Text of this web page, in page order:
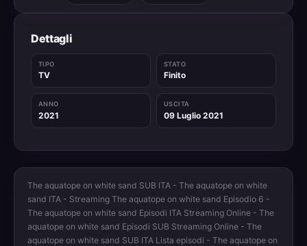
Dettagli
TIPO
TV
STATO
Finito
ANNO
2021
USCITA
09 Luglio 2021
The aquatope on white sand SUB ITA - The aquatope on white
sand ITA - Streaming The aquatope on white sand Episodio 6 -
The aquatope on white sand Episodi ITA Streaming Online - The
aquatope on white sand Episodi SUB Streaming Online - The
aquatope on white sand SUB ITA Lista episodi - The aquatope on